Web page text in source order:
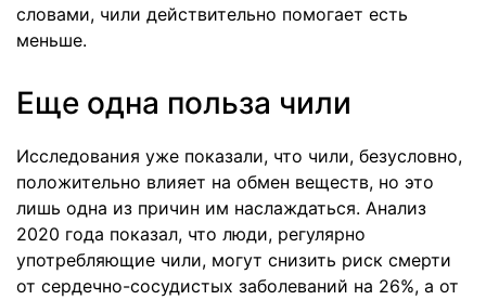
словами, чили действительно помогает есть
меньше.
Еще одна польза чили
Исследования уже показали, что чили, безусловно,
положительно влияет на обмен веществ, но это
лишь одна из причин им наслаждаться. Анализ
2020 года показал, что люди, регулярно
употребляющие чили, могут снизить риск смерти
от сердечно-сосудистых заболеваний на 26%, а от